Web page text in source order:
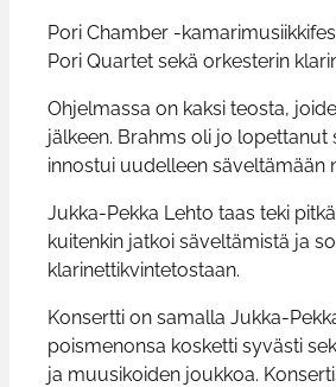
Pori Chamber -
Pori Quartet sekä orkesterin
Ohjelmassa on kaksi teosta,
jälkeen. Brahms oli jo
innostui uudelleen säveltämään
Jukka-Pekka Lehto taas teki
kuitenkin jatkoi säveltämistä ja
klarinettikvintetostaan.
Konsertti on samalla Jukka-
poismenonsa kosketti syvästi
ja muusikoiden joukkoa.